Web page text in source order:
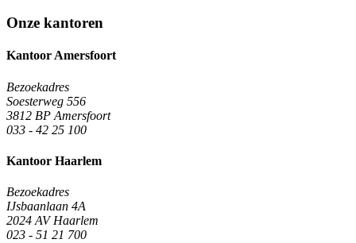
Onze kantoren
Kantoor Amersfoort
Bezoekadres
Soesterweg 556
3812 BP Amersfoort
033 - 42 25 100
Kantoor Haarlem
Bezoekadres
IJsbaanlaan 4A
2024 AV Haarlem
023 - 51 21 700